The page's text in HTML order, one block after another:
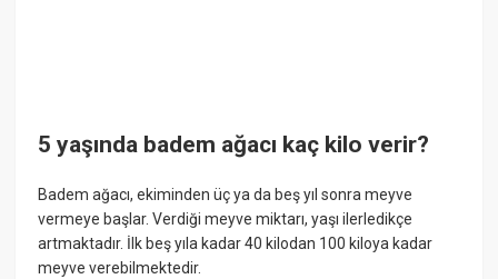
5 yaşında badem ağacı kaç kilo verir?
Badem ağacı, ekiminden üç ya da beş yıl sonra meyve
vermeye başlar. Verdiği meyve miktarı, yaşı ilerledikçe
artmaktadır. İlk beş yıla kadar 40 kilodan 100 kiloya kadar
meyve verebilmektedir.